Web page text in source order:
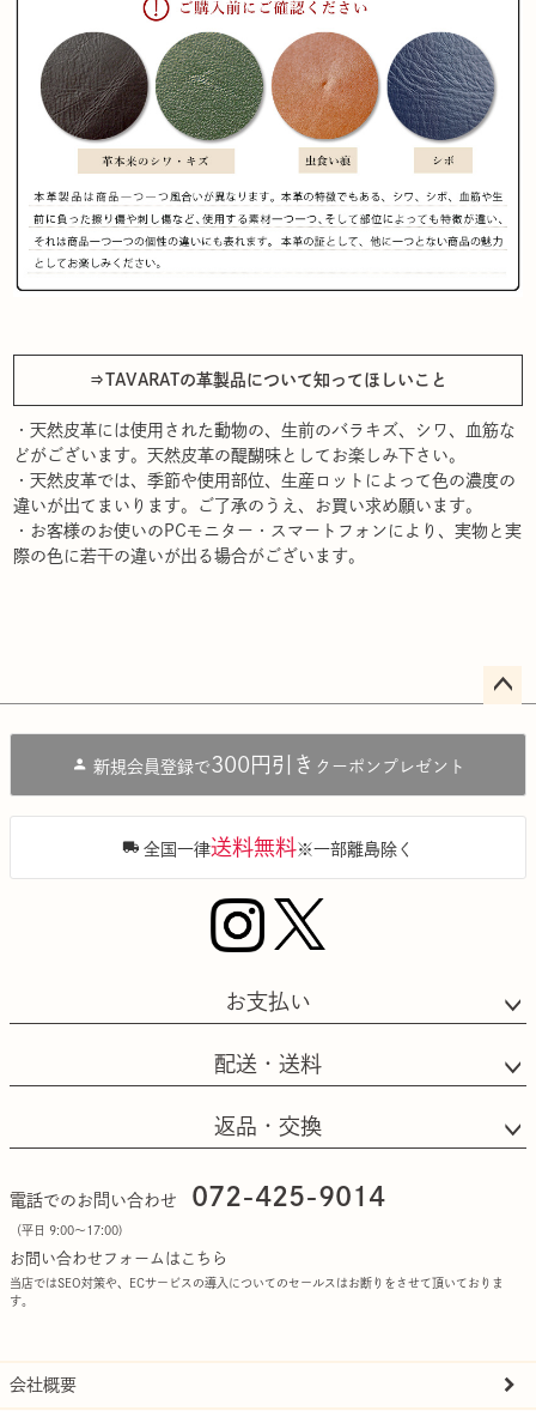
⇒TAVARATの革製品について知ってほしいこと
・天然皮革には使用された動物の、生前のバラキズ、シワ、血筋な
どがございます。天然皮革の醍醐味としてお楽しみ下さい。
・天然皮革では、季節や使用部位、生産ロットによって色の濃度の
違いが出てまいります。ご了承のうえ、お買い求め願います。
・お客様のお使いのPCモニター・スマートフォンにより、実物と実
際の色に若干の違いが出る場合がございます。
へ
新規会員登録で300円引き クーポンプレゼント
全国一律送料無料※一部離島除く
お支払い
配送・送料
返品・交換
電話でのお問い合わせ 072-425-9014
（平日 9:00〜17:00)
お問い合わせフォームはこちら
当店ではSEO対策や、ECサービスの導入についてのセールスはお断りをさせて頂いておりま
す。
会社概要